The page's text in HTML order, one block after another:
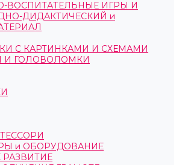
ВОСПИТАТЕЛЬНЫЕ ИГРЫ И
ДИДАКТИЧЕСКИЙ и
С КАРТИНКАМИ И СХЕМАМИ
И ГОЛОВОЛОМКИ
и ОБОРУДОВАНИЕ